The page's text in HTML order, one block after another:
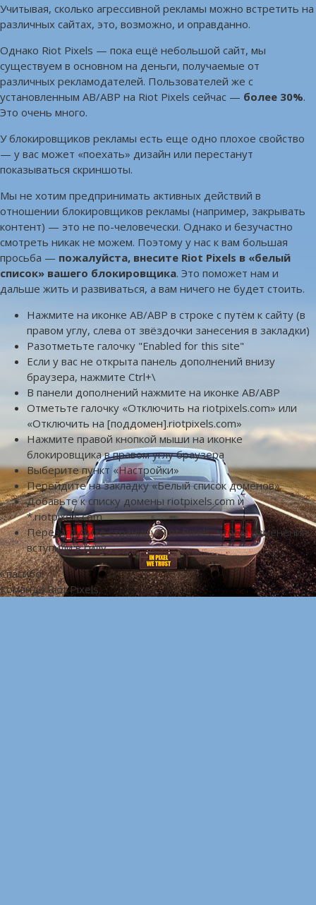
Учитывая, сколько агрессивной рекламы можно встретить на
различных сайтах, это, возможно, и оправданно.
Однако Riot Pixels — пока ещё небольшой сайт, мы
существуем в основном на деньги, получаемые от
различных рекламодателей. Пользователей же с
установленным AB/ABP на Riot Pixels сейчас — более 30%.
Это очень много.
У блокировщиков рекламы есть еще одно плохое свойство
— у вас может «поехать» дизайн или перестанут
показываться скриншоты.
Мы не хотим предпринимать активных действий в
отношении блокировщиков рекламы (например, закрывать
контент) — это не по-человечески. Однако и безучастно
смотреть никак не можем. Поэтому у нас к вам большая
просьба — пожалуйста, внесите Riot Pixels в «белый
список» вашего блокировщика. Это поможет нам и
дальше жить и развиваться, а вам ничего не будет стоить.
Нажмите на иконке AB/ABP в строке с путём к сайту (в
правом углу, слева от звёздочки занесения в закладки)
Разотметьте галочку "Enabled for this site"
Если у вас не открыта панель дополнений внизу
браузера, нажмите Ctrl+\
В панели дополнений нажмите на иконке AB/ABP
Отметьте галочку «Отключить на riotpixels.com» или
«Отключить на [поддомен].riotpixels.com»
Нажмите правой кнопкой мыши на иконке
блокировщика в правом углу браузера
Выберите пункт «Настройки»
Перейдите на закладку «Белый список доменов»
Добавьте к списку домены riotpixels.com и
*.riotpixels.com
Перезагрузите страницу Riot Pixels, чтобы изменения
вступили в силу
Спасибо!
Команда Riot Pixels.